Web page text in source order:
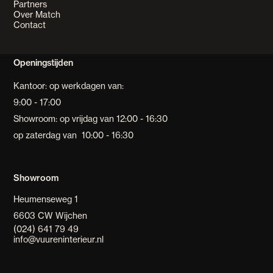
MNS
Partners
Over Match
Contact
Openingstijden
Kantoor: op werkdagen van:
9:00 - 17:00
Showroom: op vrijdag van 12:00 - 16:30
op zaterdag van 10:00 - 16:30
Showroom
Heumenseweg 1
6603 CW Wijchen
(024) 641 79 49
info@vuureninterieur.nl